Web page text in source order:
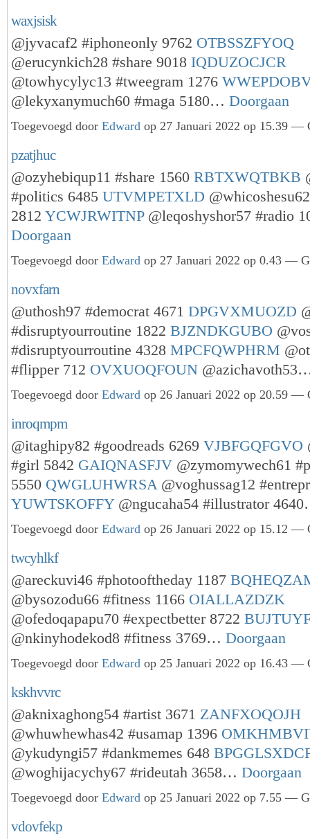
waxjsisk
@jyvacaf2 #iphoneonly 9762 OTBSSZFYOQ
@erucynkich28 #share 9018 IQDUZOCJCR
@towhycylyc13 #tweegram 1276
@lekyxanymuch60 #maga 5180… Doorgaan
Toegevoegd door Edward op 27 Januari 2022 op 15.39 —
pzatjhuc
@ozyhebiqup11 #share 1560 RBTXWQTBKB
#politics 6485 UTVMPETXLD
2812 YCWJRWITNP@leqoshyshor57 #radio
Doorgaan
Toegevoegd door Edward op 27 Januari 2022 op 0.43 —
novxfarn
@uthosh97 #democrat 4671 DPGVXMUOZD
#disruptyourroutine 1822 BJZNDKGUBO
#disruptyourroutine 4328 MPCFQWPHRM
#flipper 712 OVXUOQFOUN
Toegevoegd door Edward op 26 Januari 2022 op 20.59 —
inroqmpm
@itaghipy82 #goodreads 6269 VJBFGQFGVO
#girl 5842 GAIQNASFJV @zymomywech61
5550 QWGLUHWRSA@voghussag12
YUWTSKOFFY@ngucaha54 #illustrator
Toegevoegd door Edward op 26 Januari 2022 op 15.12 —
twcyhlkf
@areckuvi46 #photooftheday 1187
@bysozodu66 #fitness 1166 OIALLAZDZK
@ofedoqapapu70 #expectbetter 8722
@nkinyhodekod8 #fitness 3769… Doorgaan
Toegevoegd door Edward op 25 Januari 2022 op 16.43 —
kskhvvrc
@aknixaghong54 #artist 3671 ZANFXOQOJH
@whuwhewhas42 #usamap 1396
@ykudyngi57 #dankmemes 648
@woghijacychy67 #rideutah 3658… Doorgaan
Toegevoegd door Edward op 25 Januari 2022 op 7.55 —
vdovfekp